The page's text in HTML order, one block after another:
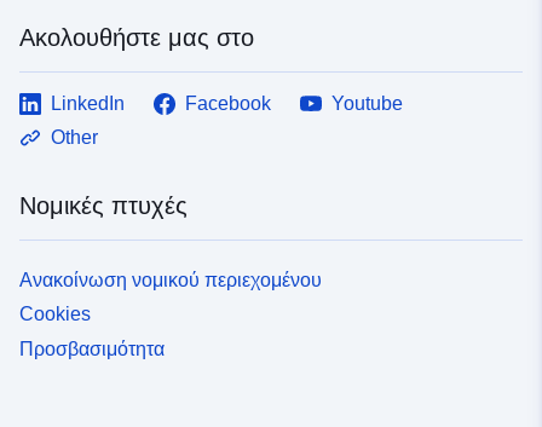
Ακολουθήστε μας στο
LinkedIn Facebook
Youtube
Other
Νομικές πτυχές
Ανακοίνωση νομικού περιεχομένου
Cookies
Προσβασιμότητα